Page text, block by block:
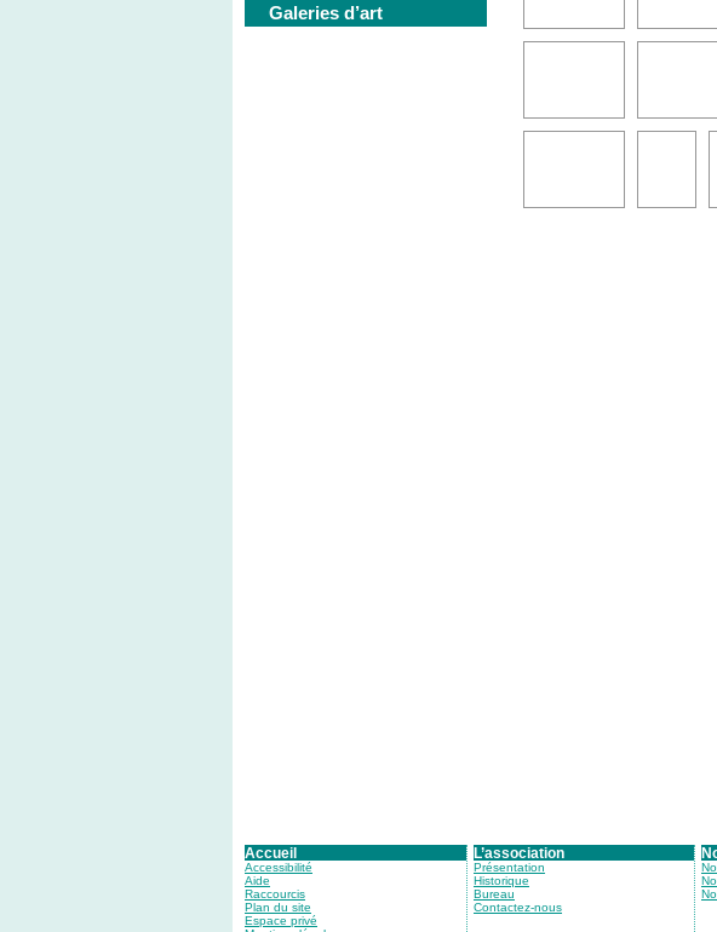
Galeries d’art
Accueil
Accessibilité
Aide
Raccourcis
Plan du site
Espace privé
L’association
Présentation
Historique
Bureau
Contactez-nous